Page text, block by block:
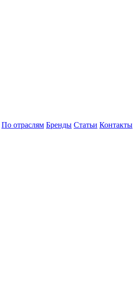
По отраслям Бренды Статьи Контакты